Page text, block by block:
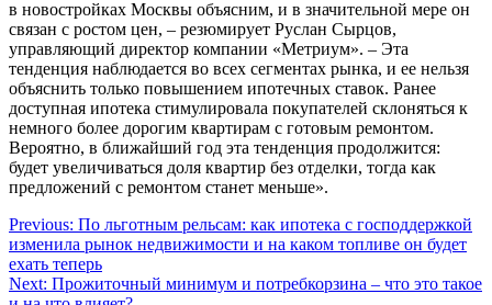
в новостройках Москвы объясним, и в значительной мере он
связан с ростом цен, – резюмирует Руслан Сырцов,
управляющий директор компании «Метриум». – Эта
тенденция наблюдается во всех сегментах рынка, и ее нельзя
объяснить только повышением ипотечных ставок. Ранее
доступная ипотека стимулировала покупателей склоняться к
немного более дорогим квартирам с готовым ремонтом.
Вероятно, в ближайший год эта тенденция продолжится:
будет увеличиваться доля квартир без отделки, тогда как
предложений с ремонтом станет меньше».
Навигация
по
записям
Previous: По льготным рельсам: как ипотека с господдержкой
изменила рынок недвижимости и на каком топливе он будет
ехать теперь
Next: Прожиточный минимум и потребкорзина – что это такое